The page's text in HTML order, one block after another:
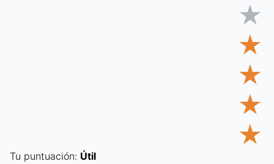
★
★
★
★
★
Tu puntuación: Útil